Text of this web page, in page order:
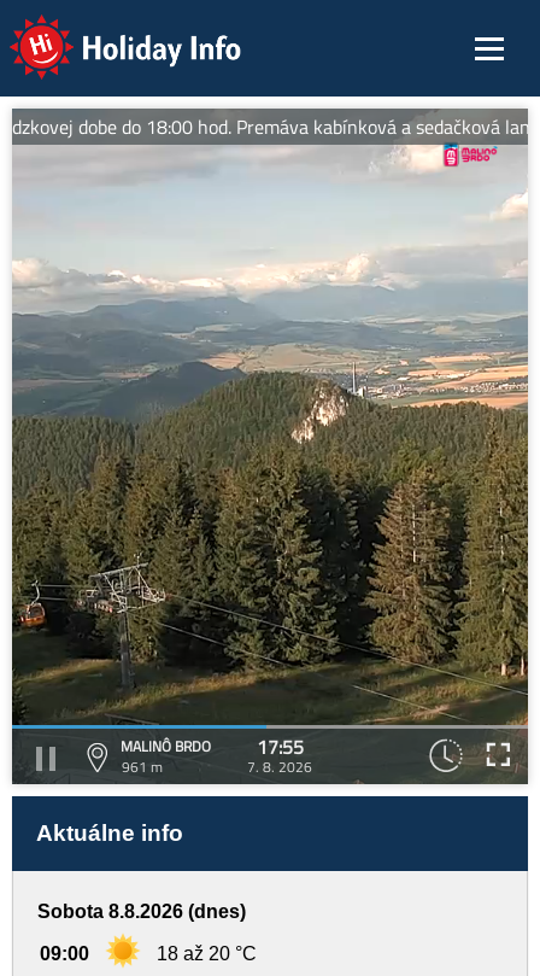
Holiday Info
dobe do 18:00 hod. Premáva kabínková a sedačková
MALINÔ BRDO
961 m
17:55
7. 8. 2026
Aktuálne info
Sobota 8.8.2026 (dnes)
09:00 18 až 20 °C